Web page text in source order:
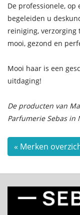
De professionele,
begeleiden u
reiniging, verzorging
mooi, gezond en
Mooi haar is een
uitdaging!
De producten van
Parfumerie Sebas in
« Merken